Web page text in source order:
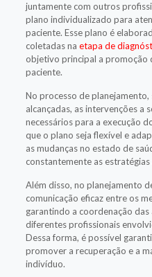
juntamente com outros
plano individualizado para
paciente. Esse plano é
coletadas na etapa de
objetivo principal a promoção
paciente.
No processo de planejamento,
alcançadas, as intervenções a
necessários para a execução
que o plano seja flexível e
as mudanças no estado de
constantemente as
Além disso, no planejamento
comunicação eficaz entre os
garantindo a coordenação
diferentes profissionais
Dessa forma, é possível
promover a recuperação e a
indivíduo.